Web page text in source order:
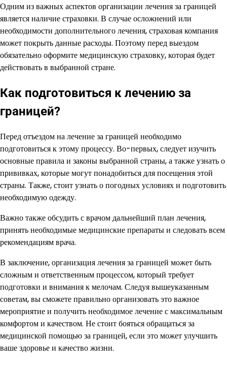
Одним из важных аспектов организации лечения за границей
является наличие страховки. В случае осложнений или
необходимости дополнительного лечения, страховая компания
может покрыть данные расходы. Поэтому перед выездом
обязательно оформите медицинскую страховку, которая будет
действовать в выбранной стране.
Как подготовиться к лечению за
границей?
Перед отъездом на лечение за границей необходимо
подготовиться к этому процессу. Во-первых, следует изучить
основные правила и законы выбранной страны, а также узнать о
прививках, которые могут понадобиться для посещения этой
страны. Также, стоит узнать о погодных условиях и подготовить
необходимую одежду.
Важно также обсудить с врачом дальнейший план лечения,
принять необходимые медицинские препараты и следовать всем
рекомендациям врача.
В заключение, организация лечения за границей может быть
сложным и ответственным процессом, который требует
подготовки и внимания к мелочам. Следуя вышеуказанным
советам, вы сможете правильно организовать это важное
мероприятие и получить необходимое лечение с максимальным
комфортом и качеством. Не стоит бояться обращаться за
медицинской помощью за границей, если это может улучшить
ваше здоровье и качество жизни.